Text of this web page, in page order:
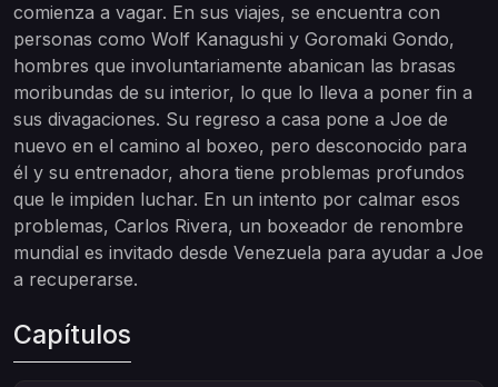
comienza a vagar. En sus viajes, se encuentra con
personas como Wolf Kanagushi y Goromaki Gondo,
hombres que involuntariamente abanican las brasas
moribundas de su interior, lo que lo lleva a poner fin a
sus divagaciones. Su regreso a casa pone a Joe de
nuevo en el camino al boxeo, pero desconocido para
él y su entrenador, ahora tiene problemas profundos
que le impiden luchar. En un intento por calmar esos
problemas, Carlos Rivera, un boxeador de renombre
mundial es invitado desde Venezuela para ayudar a Joe
a recuperarse.
Capítulos